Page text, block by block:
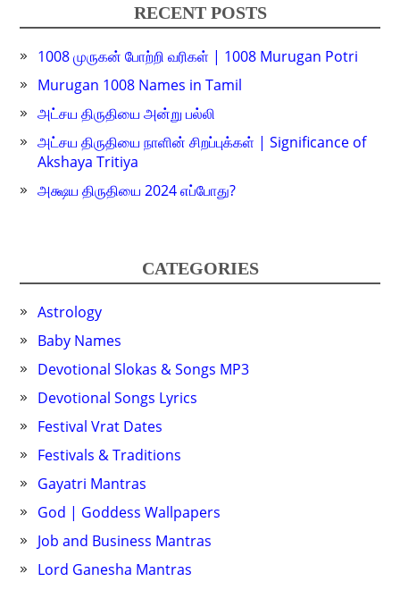
RECENT POSTS
1008 முருகன் போற்றி வரிகள் | 1008 Murugan Potri
Murugan 1008 Names in Tamil
அட்சய திருதியை அன்று பல்லி
அட்சய திருதியை நாளின் சிறப்புக்கள் | Significance of
Akshaya Tritiya
அக்ஷய திருதியை 2024 எப்போது?
CATEGORIES
Astrology
Baby Names
Devotional Slokas & Songs MP3
Devotional Songs Lyrics
Festival Vrat Dates
Festivals & Traditions
Gayatri Mantras
God | Goddess Wallpapers
Job and Business Mantras
Lord Ganesha Mantras